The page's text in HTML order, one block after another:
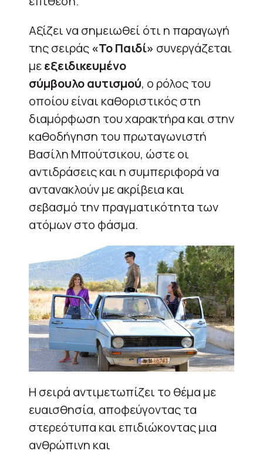
Αξίζει να σημειωθεί ότι η παραγωγή
της σειράς«Το Παιδί» συνεργάζεται
μεεξειδικευμένο
σύμβουλοαυτισμού, ο ρόλος του
οποίου είναι καθοριστικός στη
διαμόρφωση του χαρακτήρα και στην
καθοδήγηση του πρωταγωνιστή
Βασίλη Μπούτσικου, ώστε οι
αντιδράσεις και η συμπεριφορά να
αντανακλούν με ακρίβεια και
σεβασμό την πραγματικότητα των
ατόμων στο φάσμα.
Η σειρά αντιμετωπίζει το θέμα με
ευαισθησία, αποφεύγοντας τα
στερεότυπα και επιδιώκοντας μια
ανθρώπινη και